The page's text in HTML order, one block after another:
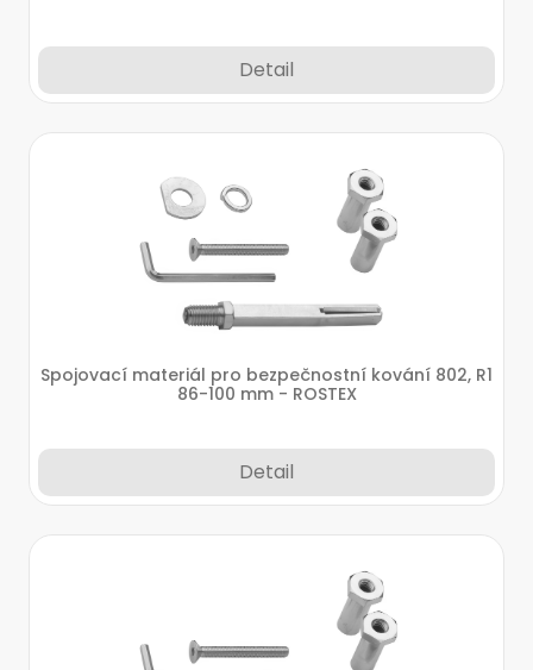
Detail
Spojovací materiál pro bezpečnostní kování 802, R1
86-100 mm - ROSTEX
Detail